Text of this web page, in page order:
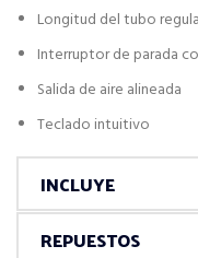
Longitud del tubo
Interruptor de parada
Salida de aire alineada
Teclado intuitivo
INCLUYE
REPUESTOS